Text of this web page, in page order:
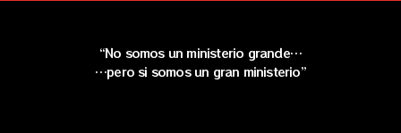
“No somos un ministerio grande…
…pero si somos un gran ministerio”